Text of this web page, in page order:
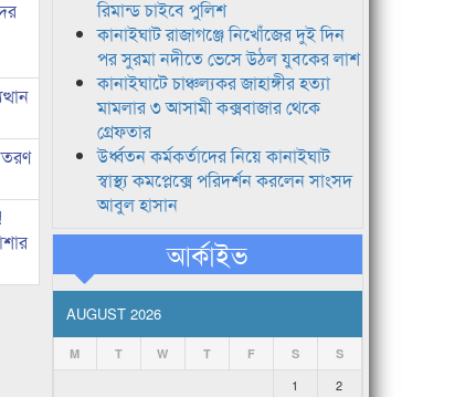
রিমান্ড চাইবে পুলিশ
কানাইঘাট রাজাগঞ্জে নিখোঁজের দুই দিন
পর সুরমা নদীতে ভেসে উঠল যুবকের লাশ
কানাইঘাটে চাঞ্চল্যকর জাহাঙ্গীর হত্যা
মামলার ৩ আসামী কক্সবাজার থেকে
গ্রেফতার
উর্ধ্বতন কর্মকর্তাদের নিয়ে কানাইঘাট
স্বাস্থ্য কমপ্লেক্সে পরিদর্শন করলেন সাংসদ
আবুল হাসান
আর্কাইভ
AUGUST 2026
M T W T F S S
1
2